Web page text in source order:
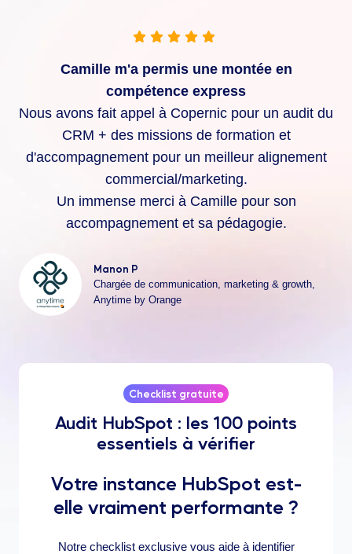
Camille m'a permis une montée en
compétence express
Nous avons fait appel à Copernic pour un audit du
CRM + des missions de formation et
d'accompagnement pour un meilleur alignement
commercial/marketing.
Un immense merci à Camille pour son
accompagnement et sa pédagogie.
Manon P
Chargée de communication, marketing & growth,
Anytime by Orange
Checklist gratuite
Audit HubSpot : les 100 points
essentiels à vérifier
Votre instance HubSpot est-
elle vraiment performante ?
Notre checklist exclusive vous aide à identifier